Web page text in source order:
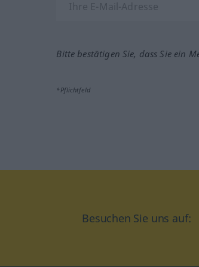
Bitte bestätigen Sie, dass Sie ein
*Pflichtfeld
Besuchen Sie uns auf: